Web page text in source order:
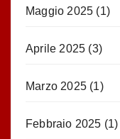
Maggio 2025 (1)
Aprile 2025 (3)
Marzo 2025 (1)
Febbraio 2025 (1)